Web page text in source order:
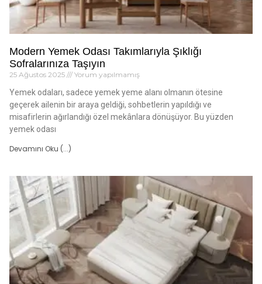
Modern Yemek Odası Takımlarıyla Şıklığı
Sofralarınıza Taşıyın
25 Ağustos 2025 Yorum yapılmamış
Yemek odaları, sadece yemek yeme alanı olmanın ötesine
geçerek ailenin bir araya geldiği, sohbetlerin yapıldığı ve
misafirlerin ağırlandığı özel mekânlara dönüşüyor. Bu yüzden
yemek odası
Devamını Oku (...)